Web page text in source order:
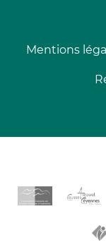
Mentions